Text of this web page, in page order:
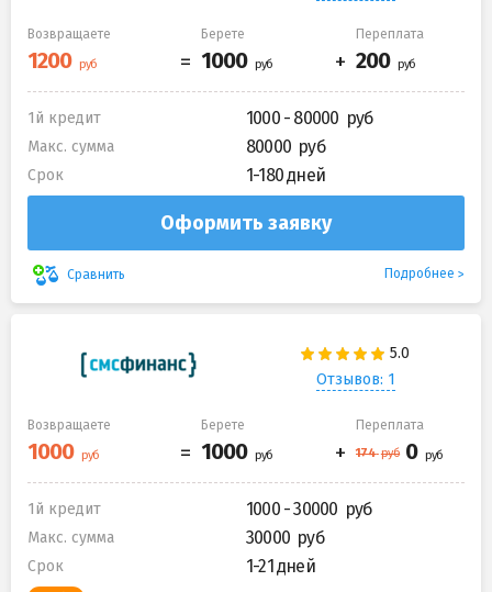
Возвращаете Берете Переплата
1й кредит 1000 - 80000
Макс. сумма 80000
Срок 1-180 дней
Оформить заявку
Сравнить Подробнее
Отзывов: 1
Возвращаете Берете Переплата
1й кредит 1000 - 30000
Макс. сумма 30000
Срок 1-21 дней